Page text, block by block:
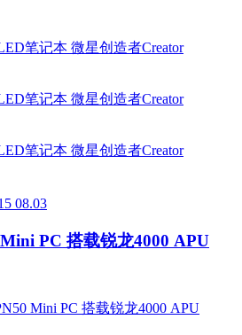
08.03
PC 搭载锐龙4000 APU